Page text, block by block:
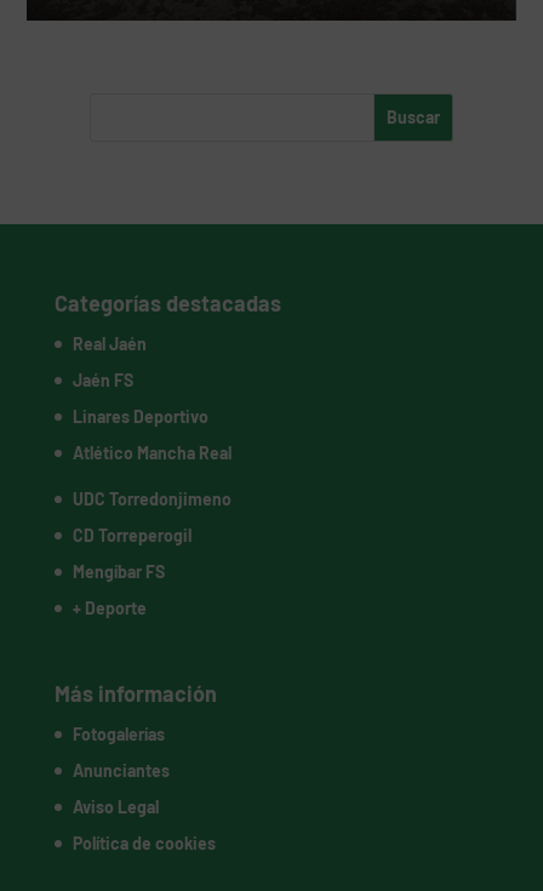
Categorías destacadas
Real Jaén
Jaén FS
Linares Deportivo
Atlético Mancha Real
UDC Torredonjimeno
CD Torreperogil
Mengíbar FS
+ Deporte
Más información
Fotogalerías
Anunciantes
Aviso Legal
Política de cookies